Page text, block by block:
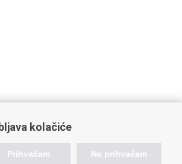
sustava
kolačiće
Prihvaćam Ne prihvaćam